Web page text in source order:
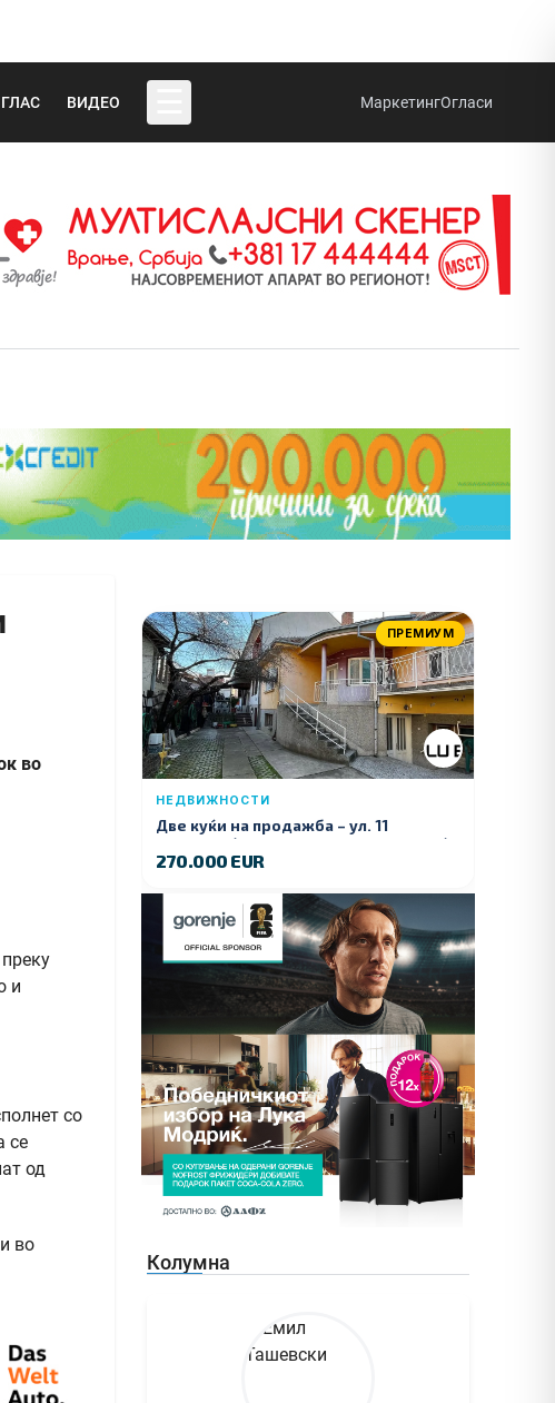
ВИДЕО МаркетингОгласи
во
и
со
се
од
во
ПРЕМИУМ
НЕДВИЖНОСТИ
Две куќи на продажба – ул. 11
Ноември (Наспроти Селман Туризам)
270.000 EUR
Колумна